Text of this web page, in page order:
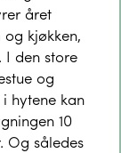
året
kjøkken,
den store
og
hytene kan
10
således